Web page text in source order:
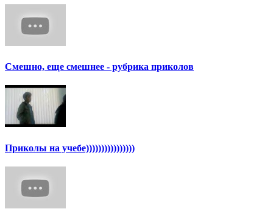
Смешно, еще смешнее - рубрика приколов
Приколы на учебе))))))))))))))))